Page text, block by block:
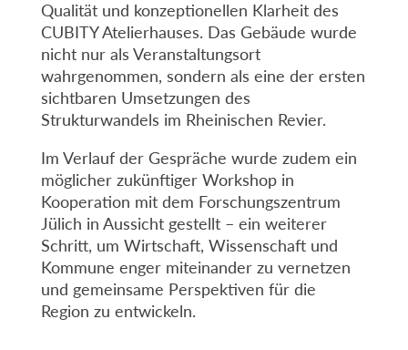
Qualität und konzeptionellen Klarheit des
CUBITY Atelierhauses. Das Gebäude wurde
nicht nur als Veranstaltungsort
wahrgenommen, sondern als eine der ersten
sichtbaren Umsetzungen des
Strukturwandels im Rheinischen Revier.
Im Verlauf der Gespräche wurde zudem ein
möglicher zukünftiger Workshop in
Kooperation mit dem Forschungszentrum
Jülich in Aussicht gestellt – ein weiterer
Schritt, um Wirtschaft, Wissenschaft und
Kommune enger miteinander zu vernetzen
und gemeinsame Perspektiven für die
Region zu entwickeln.